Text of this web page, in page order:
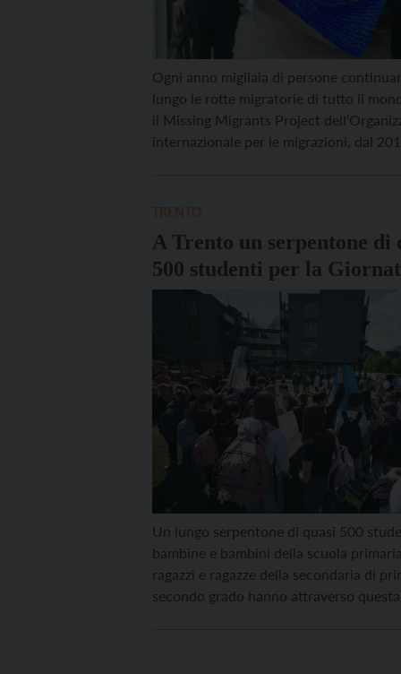
Ogni anno migliaia di persone
lungo le rotte migratorie di tutto il
il Missing Migrants Project
internazionale per le migrazioni, dal
A Trento un serpentone di
500 studenti per la
Terra
Un lungo serpentone di quasi 500
bambine e bambini della scuola
ragazzi e ragazze della secondaria di
secondo grado hanno attraverso